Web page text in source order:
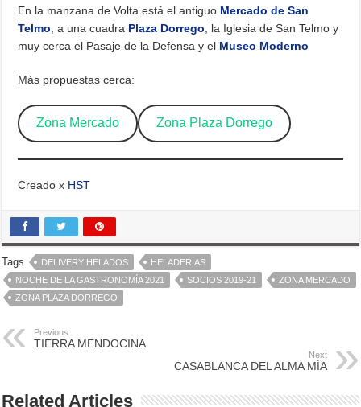
En la manzana de Volta está el antiguo Mercado de San
Telmo , a una cuadra Plaza Dorrego , la Iglesia de San Telmo y
muy cerca el Pasaje de la Defensa y el Museo Moderno
Más propuestas cerca:
Zona Mercado Zona Plaza Dorrego
Creado x HST
Tags DELIVERY HELADOS
HELADERÍAS
NOCHE DE LA GASTRONOMÍA 2021
SOCIOS 2019-21
ZONA MERCADO
ZONA PLAZA DORREGO
Previous
TIERRA MENDOCINA
Next
CASABLANCA DEL ALMA MÍA
Related Articles